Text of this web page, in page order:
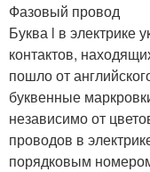
Фазовый провод
Буква l в электрике
контактов,
пошло от
буквенные
независимо от
проводов в
порядковым